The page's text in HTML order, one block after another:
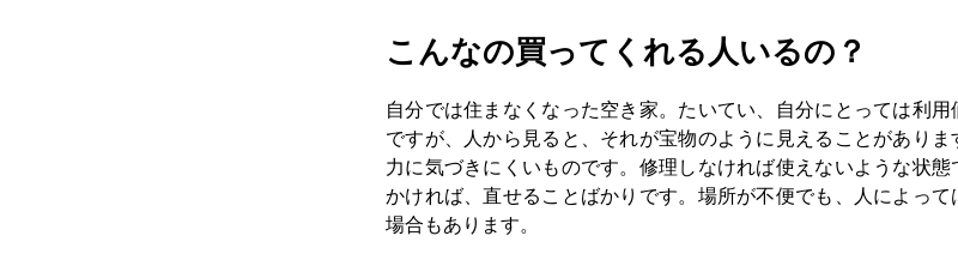
こんなの買ってくれる人いるの？
自分では住まなくなった空き家。たいてい、自分にとっては利
ですが、人から見ると、それが宝物のように見えることがあり
力に気づきにくいものです。修理しなければ使えないような状
かければ、直せることばかりです。場所が不便でも、人によっ
場合もあります。